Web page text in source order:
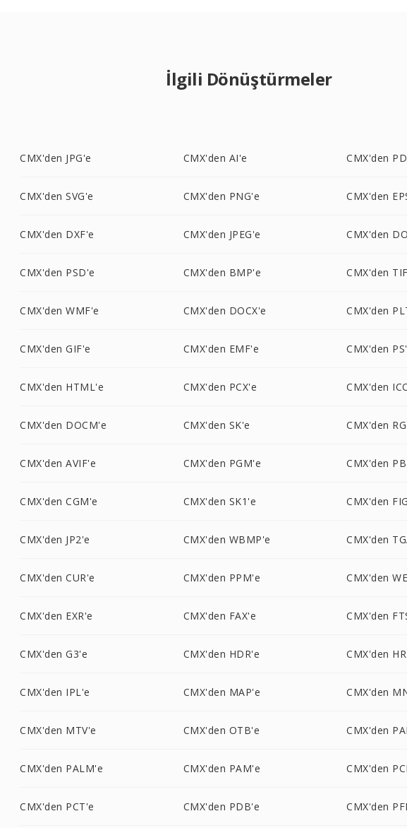
İlgili Dönüştürmeler
CMX'den JPG'e CMX'den AI'e CMX'den
CMX'den SVG'e CMX'den PNG'e CMX'den
CMX'den DXF'e CMX'den JPEG'e CMX'den
CMX'den PSD'e CMX'den BMP'e CMX'den
CMX'den WMF'e CMX'den DOCX'e CMX'den
CMX'den GIF'e CMX'den EMF'e CMX'den
CMX'den HTML'e CMX'den PCX'e CMX'den
CMX'den DOCM'e CMX'den SK'e CMX'den
CMX'den AVIF'e CMX'den PGM'e CMX'den
CMX'den CGM'e CMX'den SK1'e CMX'den
CMX'den JP2'e CMX'den WBMP'e CMX'den
CMX'den CUR'e CMX'den PPM'e CMX'den
CMX'den EXR'e CMX'den FAX'e CMX'den
CMX'den G3'e CMX'den HDR'e CMX'den
CMX'den IPL'e CMX'den MAP'e CMX'den
CMX'den MTV'e CMX'den OTB'e CMX'den
CMX'den PALM'e CMX'den PAM'e CMX'den
CMX'den PCT'e CMX'den PDB'e CMX'den